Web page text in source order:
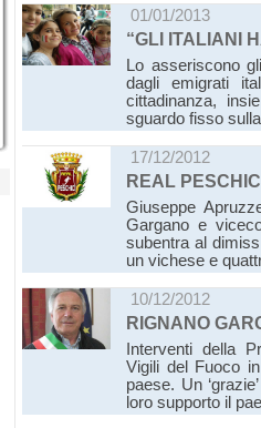
01/01/2013
“GLI ITALIANI
Lo asseriscono
dagli emigrati
cittadinanza,
sguardo fisso
17/12/2012
REAL
Giuseppe
Gargano e
subentra al
un vichese e
10/12/2012
RIGNANO
Interventi della
Vigili del Fuoco
paese. Un
loro supporto il